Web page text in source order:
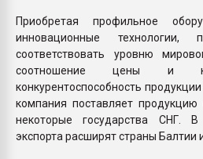
Приобретая профильное
инновационные технологии,
соответствовать уровню
соотношение цены и
конкурентоспособность
компания поставляет
некоторые государства СНГ.
экспорта расширят страны Балтии